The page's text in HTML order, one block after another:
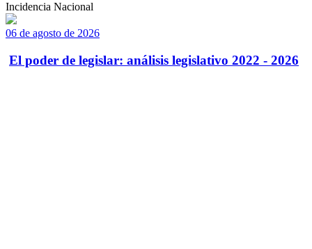
Incidencia Nacional
06 de agosto de 2026
El poder de legislar: análisis legislativo 2022 - 2026